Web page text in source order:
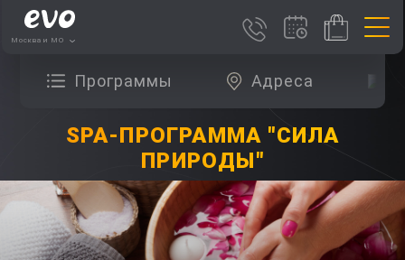
Москва и МО
Программы Адреса
SPA-ПРОГРАММА "СИЛА
ПРИРОДЫ"